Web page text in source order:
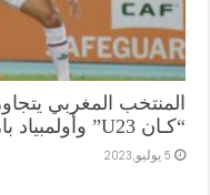
المنتخب المغربي
“كـان U23” وأولمبياد باريس
5 يوليو,2023